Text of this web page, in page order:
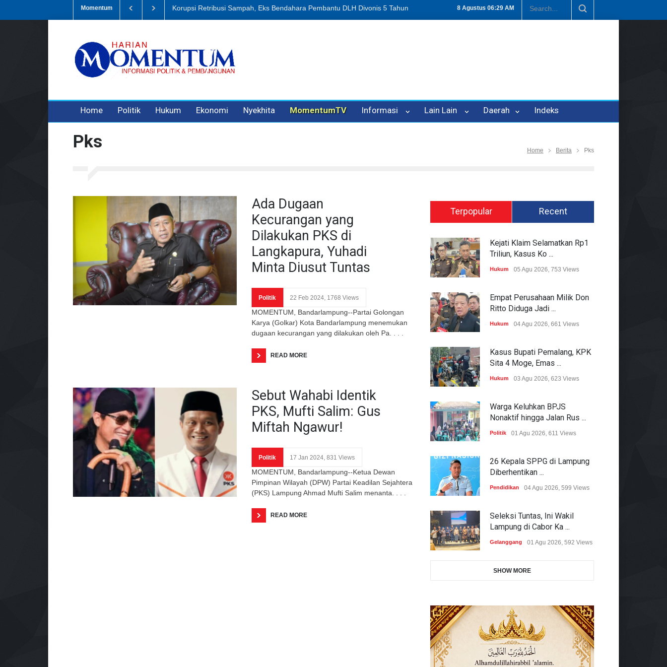
8 Agustus 06:29 AM
Momentum Korupsi Retribusi Sampah, Eks Bendahara Pembantu DLH Divonis 5 Tahun Dugaan Penipuan Oleh Oknum Kadis, Kuasa Hukum Pelapor Desak Polisi
Home Politik Hukum Ekonomi Nyekhita MomentumTV Informasi Lain Lain Daerah Indeks
Pks Home Berita Pks
Ada Dugaan
Kecurangan yang
Dilakukan PKS di
Langkapura, Yuhadi
Minta Diusut Tuntas
Politik 22 Feb 2024, 1768 Views
MOMENTUM, Bandarlampung--Partai Golongan
Karya (Golkar) Kota Bandarlampung menemukan
dugaan kecurangan yang dilakukan oleh Pa. . . .
READ MORE
Sebut Wahabi Identik
PKS, Mufti Salim: Gus
Miftah Ngawur!
Politik 17 Jan 2024, 831 Views
MOMENTUM, Bandarlampung--Ketua Dewan
Pimpinan Wilayah (DPW) Partai Keadilan Sejahtera
(PKS) Lampung Ahmad Mufti Salim menanta. . . .
READ MORE
Terpopular Recent
Kejati Klaim Selamatkan Rp1
Triliun, Kasus Ko ...
Hukum 05 Agu 2026, 753 Views
Empat Perusahaan Milik Don
Ritto Diduga Jadi ...
Hukum 04 Agu 2026, 661 Views
Kasus Bupati Pemalang, KPK
Sita 4 Moge, Emas ...
Hukum 03 Agu 2026, 623 Views
Warga Keluhkan BPJS
Nonaktif hingga Jalan Rus ...
Politik 01 Agu 2026, 611 Views
26 Kepala SPPG di Lampung
Diberhentikan ...
Pendidikan 04 Agu 2026, 599 Views
Seleksi Tuntas, Ini Wakil
Lampung di Cabor Ka ...
Gelanggang 01 Agu 2026, 592 Views
SHOW MORE